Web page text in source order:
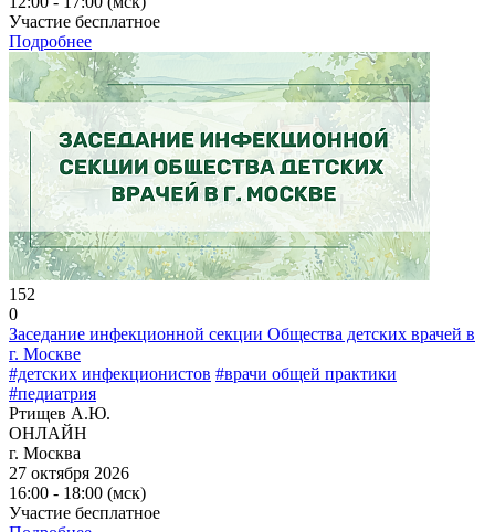
Участие бесплатное
Подробнее
152
0
Заседание инфекционной секции Общества детских врачей в
г. Москве
#детских инфекционистов #врачи общей практики
#педиатрия
Ртищев А.Ю.
ОНЛАЙН
г. Москва
27 октября 2026
16:00 - 18:00 (мск)
Участие бесплатное